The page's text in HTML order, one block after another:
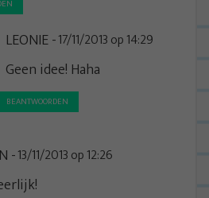
LEONIE 17/11/2013 op 14:29
Geen idee! Haha
BEANTWOORDEN
13/11/2013 op 12:26